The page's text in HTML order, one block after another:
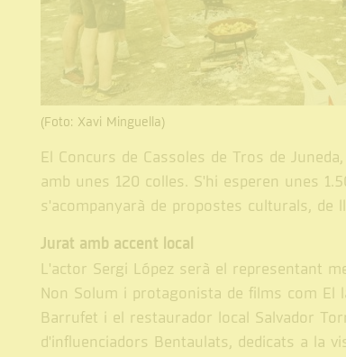
(Foto: Xavi Minguella)
El Concurs de Cassoles de Tros de
amb unes 120 colles. S'hi esperen unes
s'acompanyarà de propostes culturals, de
Jurat amb accent local
L'actor Sergi López serà el representant
Non Solum i protagonista de films com El
Barrufet i el restaurador local Salvador
d'influenciadors Bentaulats, dedicats a la